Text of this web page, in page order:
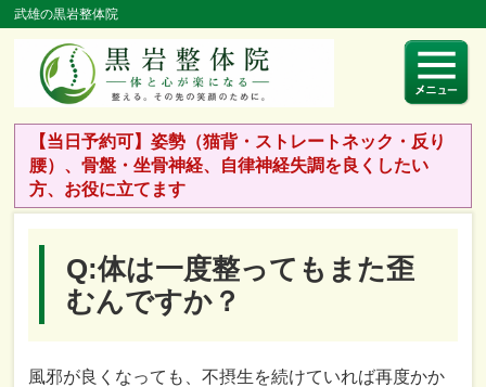
武雄の黒岩整体院
【当日予約可】姿勢（猫背・ストレートネック・反り
腰）、骨盤・坐骨神経、自律神経失調を良くしたい
方、お役に立てます
Q:体は一度整ってもまた歪
むんですか？
風邪が良くなっても、不摂生を続けていれば再度かか